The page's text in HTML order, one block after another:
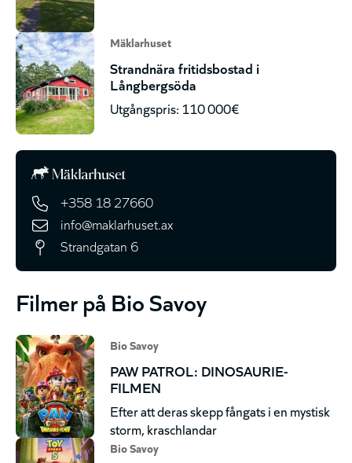
Mäklarhuset
Strandnära fritidsbostad i
Långbergsöda
Utgångspris: 110 000€
+358 18 27660
info@maklarhuset.ax
Strandgatan 6
Filmer på Bio Savoy
Bio Savoy
PAW PATROL: DINOSAURIE-
FILMEN
Efter att deras skepp fångats i en mystisk
storm, kraschlandar
Bio Savoy